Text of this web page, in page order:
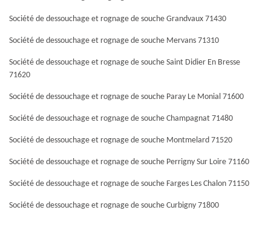
Société de dessouchage et rognage de souche Grandvaux 71430
Société de dessouchage et rognage de souche Mervans 71310
Société de dessouchage et rognage de souche Saint Didier En Bresse
71620
Société de dessouchage et rognage de souche Paray Le Monial 71600
Société de dessouchage et rognage de souche Champagnat 71480
Société de dessouchage et rognage de souche Montmelard 71520
Société de dessouchage et rognage de souche Perrigny Sur Loire 71160
Société de dessouchage et rognage de souche Farges Les Chalon 71150
Société de dessouchage et rognage de souche Curbigny 71800